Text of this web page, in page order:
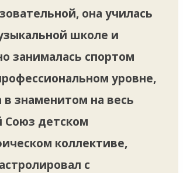
она училась
школе и
занималась спортом
уровне,
в знаменитом на весь
Союз детском
коллективе,
с